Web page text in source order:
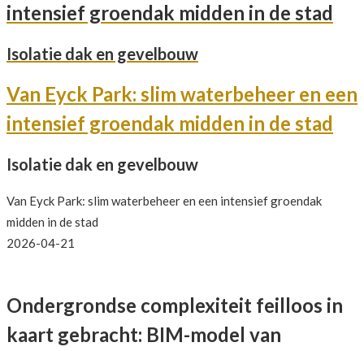
intensief groendak midden in de stad
Isolatie dak en gevelbouw
Van Eyck Park: slim waterbeheer en een
intensief groendak midden in de stad
Isolatie dak en gevelbouw
Van Eyck Park: slim waterbeheer en een intensief groendak
midden in de stad
2026-04-21
Ondergrondse complexiteit feilloos in
kaart gebracht: BIM-model van